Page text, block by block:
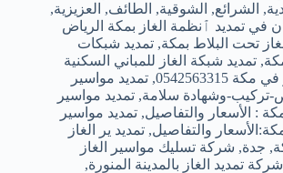
, الشرائع, الشوقية, الطائف, العزيزية,
في تمديد ٱنظمة الغاز بمكة الرياض
تحت البلاط بمكة, تمديد شبكات
, تمديد شبكة الغاز للمباني السكنية
0542563315
, تمديد مواسير
تركيب-وشهادة سلامة, تمديد مواسير
: الأسعار والتفاصيل, تمديد مواسير
والتفاصيل, تمديد ير الغاز
, جدة, شركة تسليك مواسير الغاز
شركة تمديد الغاز بالمدينة المنورة,